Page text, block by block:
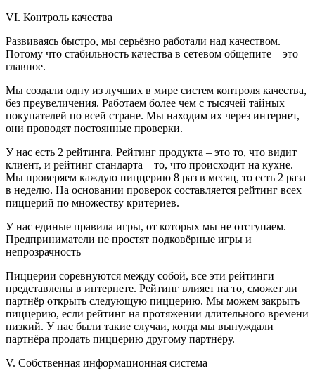
VI. Контроль качества
Развиваясь быстро, мы серьёзно работали над качеством.
Потому что стабильность качества в сетевом общепите – это
главное.
Мы создали одну из лучших в мире систем контроля качества,
без преувеличения. Работаем более чем с тысячей тайных
покупателей по всей стране. Мы находим их через интернет,
они проводят постоянные проверки.
У нас есть 2 рейтинга. Рейтинг продукта – это то, что видит
клиент, и рейтинг стандарта – то, что происходит на кухне.
Мы проверяем каждую пиццерию 8 раз в месяц, то есть 2 раза
в неделю. На основании проверок составляется рейтинг всех
пиццерий по множеству критериев.
У нас единые правила игры, от которых мы не отступаем.
Предприниматели не простят подковёрные игры и
непрозрачность
Пиццерии соревнуются между собой, все эти рейтинги
представлены в интернете. Рейтинг влияет на то, сможет ли
партнёр открыть следующую пиццерию. Мы можем закрыть
пиццерию, если рейтинг на протяжении длительного времени
низкий. У нас были такие случаи, когда мы вынуждали
партнёра продать пиццерию другому партнёру.
V. Собственная информационная система